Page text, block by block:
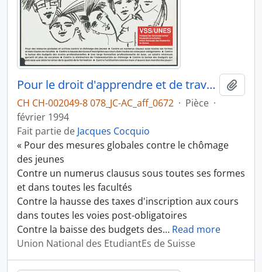
Pour le droit d'apprendre et de travailler
CH CH-002049-8 078_JC-AC_aff_0672 · Pièce ·
février 1994
Fait partie de Jacques Cocquio
« Pour des mesures globales contre le chômage
des jeunes
Contre un numerus clausus sous toutes ses formes
et dans toutes les facultés
Contre la hausse des taxes d'inscription aux cours
dans toutes les voies post-obligatoires
Contre la baisse des budgets des… Read more
Union National des EtudiantEs de Suisse